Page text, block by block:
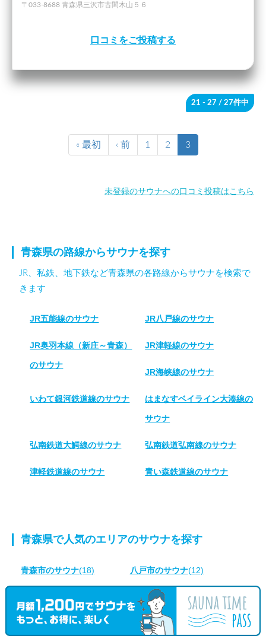
〒033-8688 青森県三沢市古間木山５６
口コミをご投稿する
21 - 27 / 27件中
« 最初 ‹ 前 1 2 3
未登録のサウナへの口コミ投稿はこちら
青森県の路線からサウナを探す
JR、私鉄、地下鉄など青森県の各路線からサウナを検索で
きます
JR五能線のサウナ JR八戸線のサウナ
JR奥羽本線（新庄～青森）
のサウナ
JR津軽線のサウナ
JR海峡線のサウナ
いわて銀河鉄道線のサウナ はまなすベイライン大湊線の
サウナ
弘南鉄道大鰐線のサウナ 弘南鉄道弘南線のサウナ
津軽鉄道線のサウナ 青い森鉄道線のサウナ
青森県で人気のエリアのサウナを探す
青森市のサウナ(18) 八戸市のサウナ(12)
弘前市のサウナ 三沢市のサウナ (7)
十和田市のサウナ(6)